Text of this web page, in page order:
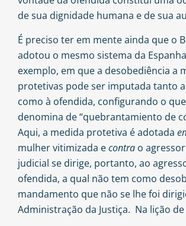
de sua dignidade humana e de sua
É preciso ter em mente ainda que o
adotou o mesmo sistema da
exemplo, em que a desobediência a
protetivas pode ser imputada tanto
como à ofendida, configurando o
denomina de “quebrantamiento de
Aqui, a medida protetiva é adotada
mulher vitimizada econtra o
judicial se dirige, portanto, ao
ofendida, a qual não tem como
mandamento que não se lhe foi
Administração da Justiça. Na lição